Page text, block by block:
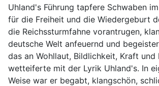
Uhland's Führung tapfere Schwaben
für die Freiheit und die Wiedergeburt
die Reichssturmfahne vorantrugen,
deutsche Welt anfeuernd und
das an Wohllaut, Bildlichkeit, Kraft und
wetteiferte mit der Lyrik Uhland's. In
Weise war er begabt, klangschön,